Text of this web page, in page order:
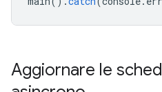
Aggiornare le